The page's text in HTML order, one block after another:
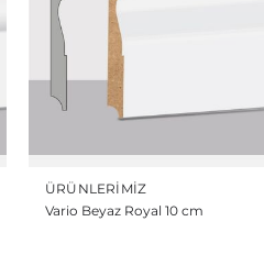
ÜRÜNLERIMIZ
Vario Beyaz Royal 10 cm